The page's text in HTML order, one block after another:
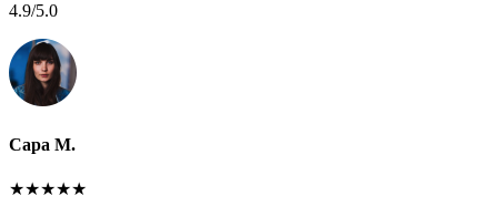
4.9/5.0
Сара М.
★★★★★